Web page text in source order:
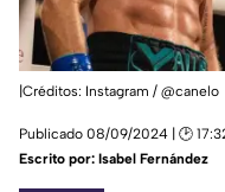
|Créditos: Instagram / @canelo
Publicado 08/09/2024 | 🕑
Escrito por: Isabel Fernández